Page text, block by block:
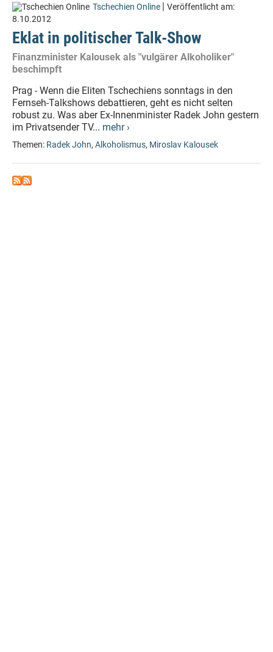
Tschechien Online | Veröffentlicht am:
8.10.2012
Eklat in politischer Talk-Show
Finanzminister Kalousek als "vulgärer Alkoholiker"
beschimpft
Prag - Wenn die Eliten Tschechiens sonntags in den
Fernseh-Talkshows debattieren, geht es nicht selten
robust zu. Was aber Ex-Innenminister Radek John gestern
im Privatsender TV... mehr ›
Themen: Radek John, Alkoholismus, Miroslav Kalousek